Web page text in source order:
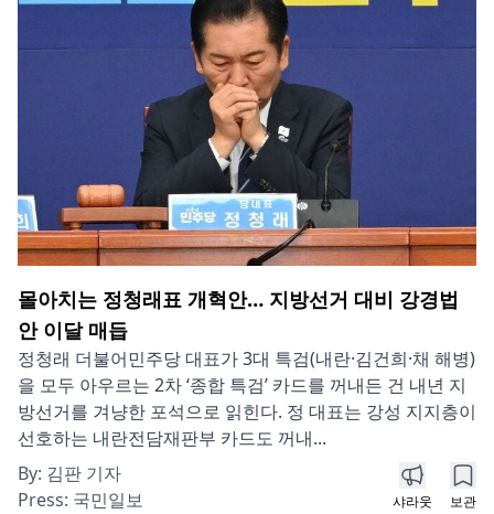
몰아치는 정청래표 개혁안… 지방선거 대비 강경법
안 이달 매듭
정청래 더불어민주당 대표가 3대 특검(내란·김건희·채 해병)
을 모두 아우르는 2차 ‘종합 특검’ 카드를 꺼내든 건 내년 지
방선거를 겨냥한 포석으로 읽힌다. 정 대표는 강성 지지층이
선호하는 내란전담재판부 카드도 꺼내...
By: 김판 기자
Press: 국민일보 샤라웃 보관